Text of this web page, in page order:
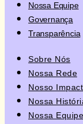
Nossa Equipe
Governança
Transparência
Sobre Nós
Nossa Rede
Nosso
Nossa
Nossa Equipe